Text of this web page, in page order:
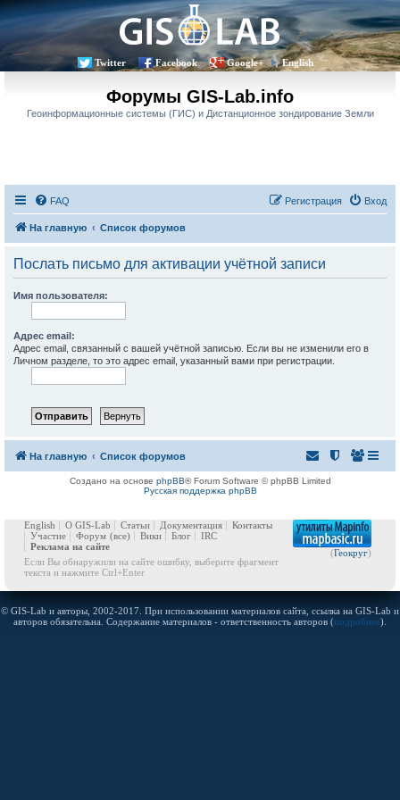
Twitter Facebook Google+ English
Форумы GIS-Lab.info
Геоинформационные системы (ГИС) и Дистанционное зондирование Земли
FAQ Вход
Регистрация
На главную Список форумов
Послать письмо для активации учётной записи
Имя пользователя:
Адрес email:
Адрес email, связанный с вашей учётной записью. Если вы не изменили его в
Личном разделе, то это адрес email, указанный вами при регистрации.
На главную Список форумов
Создано на основе phpBB® Forum Software © phpBB Limited
Русская поддержка phpBB
(Геокруг)
English О GIS-Lab Статьи Документация
Контакты
Участие
Форум (все) Вики Блог
IRC
Реклама на сайте
Если Вы обнаружили на сайте ошибку, выберите фрагмент
текста и нажмите Ctrl+Enter
© GIS-Lab и авторы, 2002-2017. При использовании материалов сайта, ссылка на GIS-Lab и
авторов обязательна. Содержание материалов - ответственность авторов (подробнее).